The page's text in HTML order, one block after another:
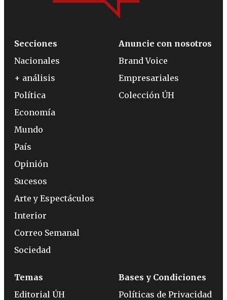
Secciones
Nacionales
+ análisis
Política
Economía
Mundo
País
Opinión
Sucesos
Arte y Espectáculos
Interior
Correo Semanal
Sociedad
Anuncie con nosotros
Brand Voice
Empresariales
Colección ÚH
Temas
Editorial ÚH
Bases y Condiciones
Políticas de Privacidad